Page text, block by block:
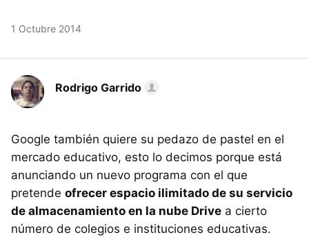
1 Octubre 2014
Rodrigo Garrido
Google también quiere su pedazo de pastel en el
mercado educativo, esto lo decimos porque está
anunciando un nuevo programa con el que
pretende ofrecer espacio ilimitado de su servicio
de almacenamiento en la nube Drive a cierto
número de colegios e instituciones educativas.